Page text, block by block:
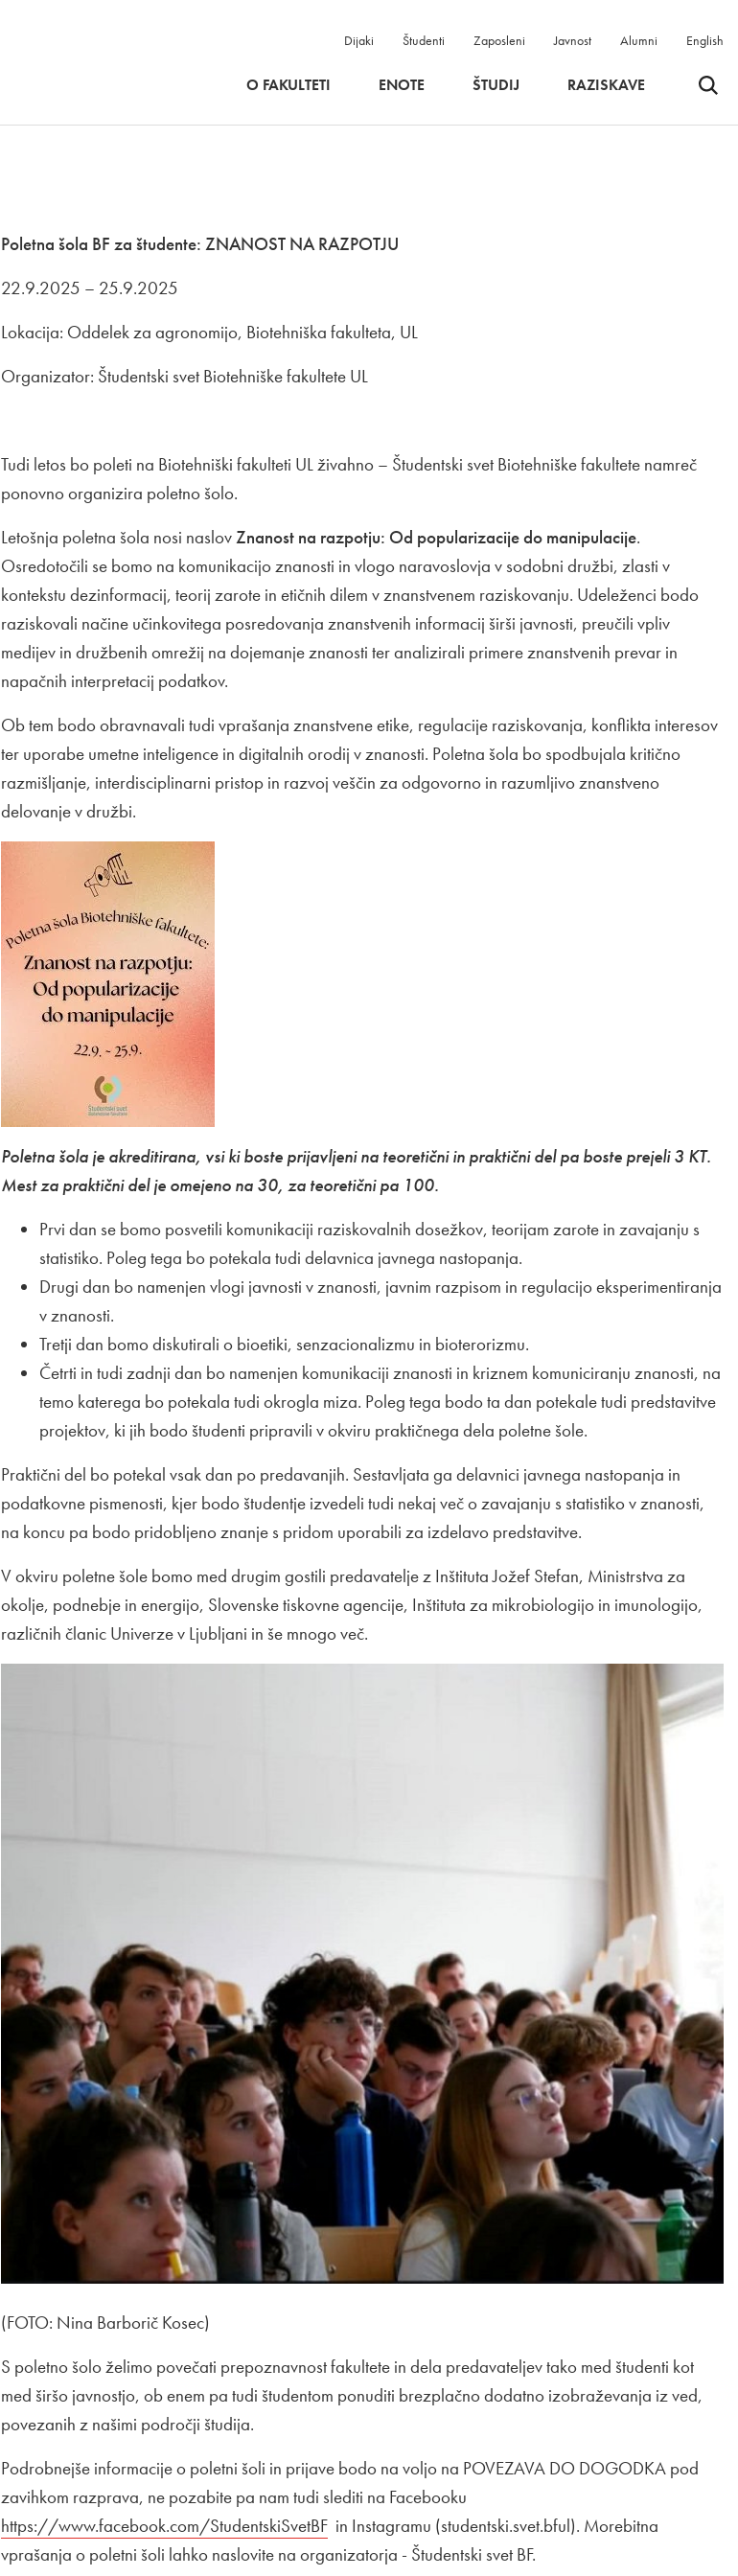
Dijaki Študenti Zaposleni Javnost Alumni English
O FAKULTETI ENOTE ŠTUDIJ RAZISKAVE Odpri
Poletna šola BF za študente: ZNANOST NA RAZPOTJU
22.9.2025 – 25.9.2025
Lokacija: Oddelek za agronomijo, Biotehniška fakulteta, UL
Organizator: Študentski svet Biotehniške fakultete UL
Tudi letos bo poleti na Biotehniški fakulteti UL živahno – Študentski svet Biotehniške fakultete namreč
ponovno organizira poletno šolo.
Letošnja poletna šola nosi naslovZnanost na razpotju: Od popularizacije do manipulacije.
Osredotočili se bomo na komunikacijo znanosti in vlogo naravoslovja v sodobni družbi, zlasti v
kontekstu dezinformacij, teorij zarote in etičnih dilem v znanstvenem raziskovanju. Udeleženci bodo
raziskovali načine učinkovitega posredovanja znanstvenih informacij širši javnosti, preučili vpliv
medijev in družbenih omrežij na dojemanje znanosti ter analizirali primere znanstvenih prevar in
napačnih interpretacij podatkov.
Ob tem bodo obravnavali tudi vprašanja znanstvene etike, regulacije raziskovanja, konflikta interesov
ter uporabe umetne inteligence in digitalnih orodij v znanosti. Poletna šola bo spodbujala kritično
razmišljanje, interdisciplinarni pristop in razvoj veščin za odgovorno in razumljivo znanstveno
delovanje v družbi.
Poletna šola je akreditirana, vsi ki boste prijavljeni na teoretični in praktični del pa boste prejeli 3 KT.
Mest za praktični del je omejeno na 30, za teoretični pa 100.
Prvi dan se bomo posvetili komunikaciji raziskovalnih dosežkov, teorijam zarote in zavajanju s
statistiko. Poleg tega bo potekala tudi delavnica javnega nastopanja.
Drugi dan bo namenjen vlogi javnosti v znanosti, javnim razpisom in regulacijo eksperimentiranja
v znanosti.
Tretji dan bomo diskutirali o bioetiki, senzacionalizmu in bioterorizmu.
Četrti in tudi zadnji dan bo namenjen komunikaciji znanosti in kriznem komuniciranju znanosti, na
temo katerega bo potekala tudi okrogla miza. Poleg tega bodo ta dan potekale tudi predstavitve
projektov, ki jih bodo študenti pripravili v okviru praktičnega dela poletne šole.
Praktični del bo potekal vsak dan po predavanjih. Sestavljata ga delavnici javnega nastopanja in
podatkovne pismenosti, kjer bodo študentje izvedeli tudi nekaj več o zavajanju s statistiko v znanosti,
na koncu pa bodo pridobljeno znanje s pridom uporabili za izdelavo predstavitve.
V okviru poletne šole bomo med drugim gostili predavatelje z Inštituta Jožef Stefan, Ministrstva za
okolje, podnebje in energijo, Slovenske tiskovne agencije, Inštituta za mikrobiologijo in imunologijo,
različnih članic Univerze v Ljubljani in še mnogo več.
(FOTO: Nina Barborič Kosec)
S poletno šolo želimo povečati prepoznavnost fakultete in dela predavateljev tako med študenti kot
med širšo javnostjo, ob enem pa tudi študentom ponuditi brezplačno dodatno izobraževanja iz ved,
povezanih z našimi področji študija.
Podrobnejše informacije o poletni šoli in prijave bodo na voljo na POVEZAVA DO DOGODKA pod
zavihkom razprava, ne pozabite pa nam tudi slediti na Facebooku
https://www.facebook.com/StudentskiSvetBF Odpira se v novem oknu
in Instagramu (studentski.svet.bful). Morebitna
vprašanja o poletni šoli lahko naslovite na organizatorja - Študentski svet BF.